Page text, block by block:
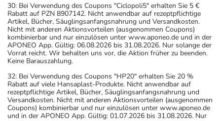
30: Bei Verwendung des Coupons "Ciclopoli5" erhalten Sie 5 €
Rabatt auf PZN 8907142. Nicht anwendbar auf rezeptpflichtige
Artikel, Bücher, Säuglingsanfangsnahrung und Versandkosten.
Nicht mit anderen Aktionsvorteilen (ausgenommen Coupons)
kombinierbar und nur einzulösen unter www.aponeo.de und in der
APONEO App. Gültig: 06.08.2026 bis 31.08.2026. Nur solange der
Vorrat reicht. Wir behalten uns vor, die Aktion früher zu beenden.
Keine Barauszahlung.
32: Bei Verwendung des Coupons "HP20" erhalten Sie 20 %
Rabatt auf viele Hansaplast-Produkte. Nicht anwendbar auf
rezeptpflichtige Artikel, Bücher, Säuglingsanfangsnahrung und
Versandkosten. Nicht mit anderen Aktionsvorteilen (ausgenommen
Coupons) kombinierbar und nur einzulösen unter www.aponeo.de
und in der APONEO App. Gültig: 01.07.2026 bis 31.08.2026. Nur